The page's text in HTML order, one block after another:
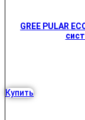
GREE PULAR
Купить